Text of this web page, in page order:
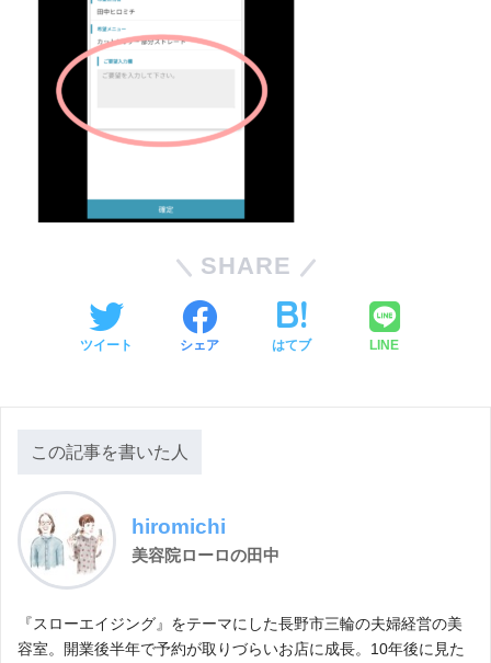
SHARE
ツイート シェア はてブ LINE
この記事を書いた人
hiromichi
美容院ローロの田中
『スローエイジング』をテーマにした長野市三輪の夫婦経営の美
容室。開業後半年で予約が取りづらいお店に成長。10年後に見た